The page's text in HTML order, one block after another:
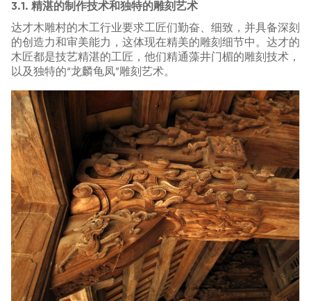
3.1. 精湛的制作技术和独特的雕刻艺术
达才木雕村的木工行业要求工匠们勤奋、细致，并具备深刻
的创造力和审美能力，这体现在精美的雕刻细节中。达才的
木匠都是技艺精湛的工匠，他们精通藻井门楣的雕刻技术，
以及独特的“龙麟龟凤”雕刻艺术。